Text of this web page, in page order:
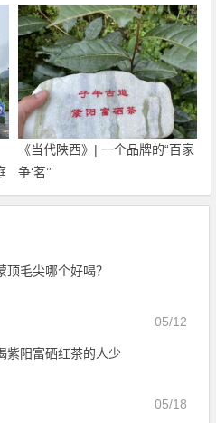
《当代陕西》| 一个品牌的“百家
争‘茗’”
顶毛尖哪个好喝？
05/12
紫阳富硒红茶的人少
05/18